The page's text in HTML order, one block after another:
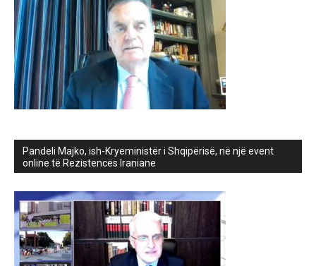
Pandeli Majko, ish-Kryeministër i Shqipërisë, në një event
online të Rezistencës Iraniane